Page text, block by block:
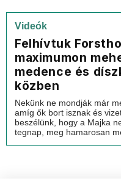
Videók
Felhívtuk
maximumon
medence és
közben
Nekünk ne mondják már
amíg ők bort isznak és
beszélünk, hogy a Majka
tegnap, meg hamarosan